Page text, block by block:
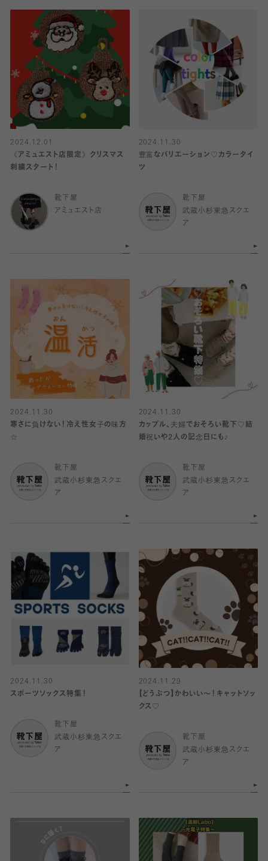
2024.12.01
《アミュエスト店限定》クリスマス
刺繍スタート！
靴下屋
アミュエスト店
2024.11.30
豊富なバリエーション♡カラータイ
ツ
靴下屋
武蔵小杉東急スクエ
ア
2024.11.30
寒さに負けない！冷え性女子の味方
☆
靴下屋
武蔵小杉東急スクエ
ア
2024.11.30
カップル、夫婦でおそろい靴下♡結
婚祝いや2人の記念日にも♪
靴下屋
武蔵小杉東急スクエ
ア
2024.11.30
スポーツソックス特集！
靴下屋
武蔵小杉東急スクエ
ア
2024.11.29
【どうぶつ】かわいい〜！キャットソッ
クス♡
靴下屋
武蔵小杉東急スクエ
ア